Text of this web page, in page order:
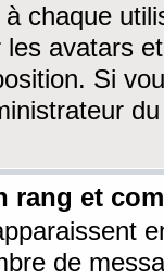
chaque
les avatars
Si
rang et
de